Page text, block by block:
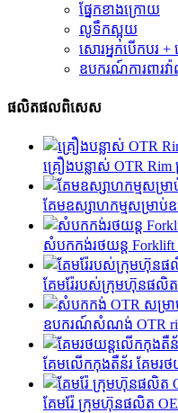
ផ្នែកខាងក្រោយ
លូទឹកស្អុយ
សោរអ្នកបើកបរ
ឧបករណ៍ការពារវ៉
ផលិតផលពិសេស
គ្រឿងបន្លាស់ OTR
គែមឧស្សាហកម្មសម្រា
សំបកកង់រថយន្ត
គែម​រ៉ែ​របស់​ក្រុមហ៊ុន​ផលិ
ឧបករណ៍សំណង់ OTR rim
គែមលើកកុងតឺន័រ គែមរ
គែមរ៉ែ ក្រុមហ៊ុនផលិត